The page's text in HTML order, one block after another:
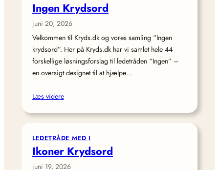
Ingen Krydsord
juni 20, 2026
Velkommen til Kryds.dk og vores samling “Ingen
krydsord”. Her på Kryds.dk har vi samlet hele 44
forskellige løsningsforslag til ledetråden “Ingen” –
en oversigt designet til at hjælpe…
Læs videre
LEDETRÅDE MED I
Ikoner Krydsord
juni 19, 2026